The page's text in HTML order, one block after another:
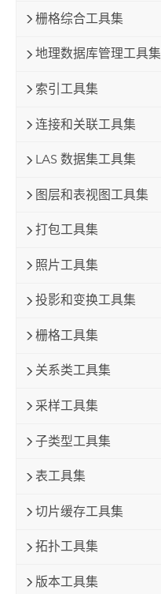
栅格综合工具集
地理数据库管理工具集
索引工具集
连接和关联工具集
LAS 数据集工具集
图层和表视图工具集
打包工具集
照片工具集
投影和变换工具集
栅格工具集
关系类工具集
采样工具集
子类型工具集
表工具集
切片缓存工具集
拓扑工具集
版本工具集